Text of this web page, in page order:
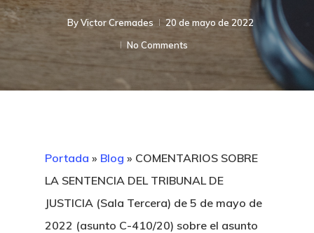
ByVictor Cremades
20 de mayo de 2022
No Comments
Portada » Blog » COMENTARIOS SOBRE
LA SENTENCIA DEL TRIBUNAL DE
JUSTICIA (Sala Tercera) de 5 de mayo de
2022 (asunto C-410/20) sobre el asunto